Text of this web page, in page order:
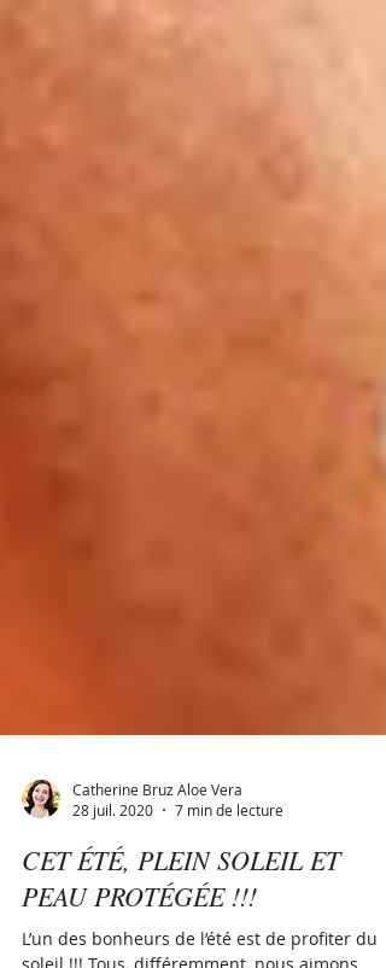
Catherine Bruz Aloe Vera
28 juil. 2020
7 min de lecture
CET ÉTÉ, PLEIN SOLEIL ET